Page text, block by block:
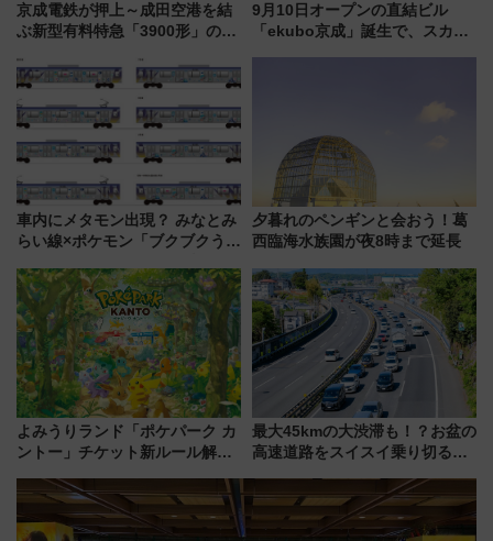
京成電鉄が押上～成田空港を結
ぶ新型有料特急「3900形」のコ
募集も実施
9月10日オープンの直結ビル
「ekubo京成」誕生で、スカイ
車内にメタモン出現？ みなとみ
らい線×ポケモン「ブクブクうみ
行開始に！ この夏は直通列車で
横浜へ！
夕暮れのペンギンと会おう！葛
西臨海水族園が夜8時まで延長
よみうりランド「ポケパーク カ
ントー」チケット新ルール解
本人確認が11月スタート
最大45kmの大渋滞も！？お盆の
高速道路をスイスイ乗り切る快